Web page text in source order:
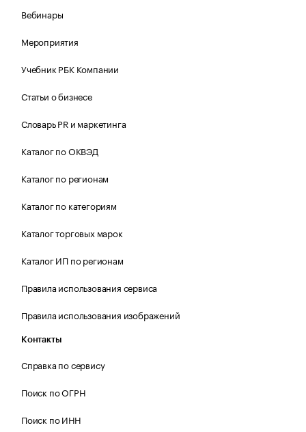
Вебинары
Мероприятия
Учебник РБК Компании
Статьи о бизнесе
Словарь PR и маркетинга
Каталог по ОКВЭД
Каталог по регионам
Каталог по категориям
Каталог торговых марок
Каталог ИП по регионам
Правила использования сервиса
Правила использования изображений
Контакты
Справка по сервису
Поиск по ОГРН
Поиск по ИНН